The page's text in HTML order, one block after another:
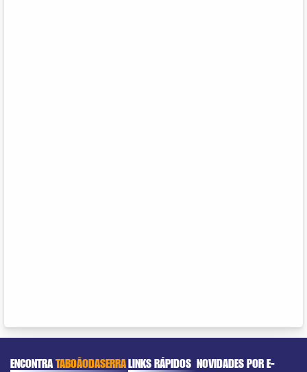
ENCONTRATABOÃODASERRALINKS RÁPIDOS NOVIDADES POR E-